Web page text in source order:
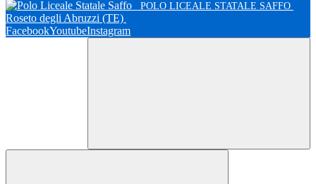
POLO LICEALE STATALE SAFFO
Roseto degli Abruzzi (TE)
FacebookYoutubeInstagram